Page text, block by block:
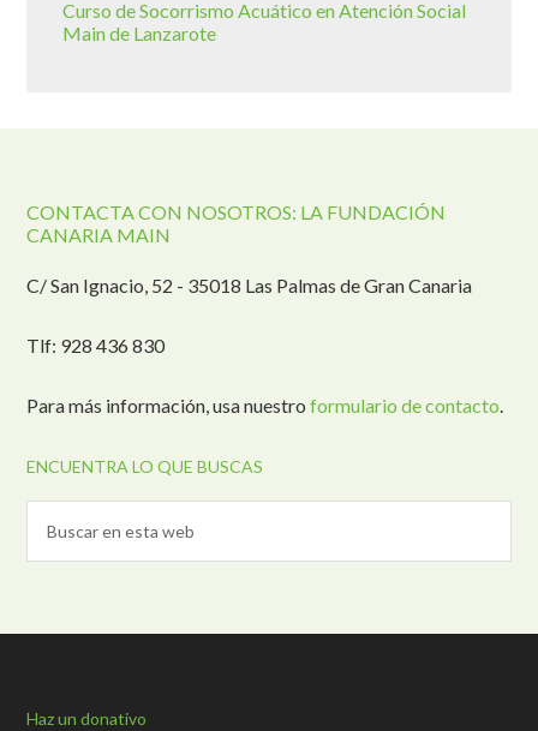
Curso de Socorrismo Acuático en Atención Social
Main de Lanzarote
CONTACTA CON NOSOTROS: LA FUNDACIÓN
CANARIA MAIN
C/ San Ignacio, 52 - 35018 Las Palmas de Gran Canaria
Tlf: 928 436 830
Para más información, usa nuestroformulario de contacto.
ENCUENTRA LO QUE BUSCAS
Haz un donativo